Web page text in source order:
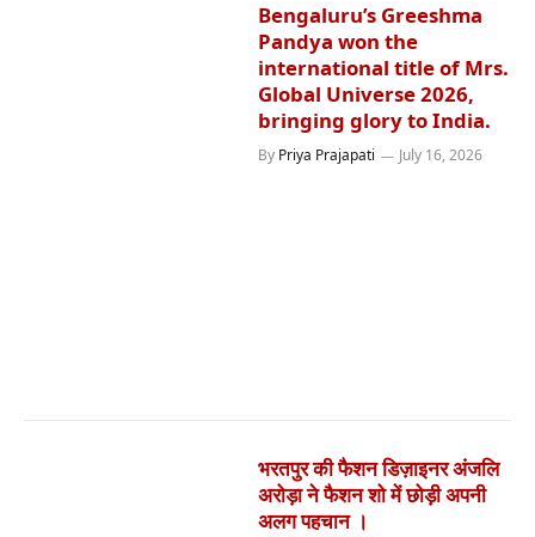
Bengaluru’s Greeshma
Pandya won the
international title of Mrs.
Global Universe 2026,
bringing glory to India.
By Priya Prajapati July 16, 2026
भरतपुर की फैशन डिज़ाइनर अंजलि
अरोड़ा ने फैशन शो में छोड़ी अपनी
अलग पहचान ।